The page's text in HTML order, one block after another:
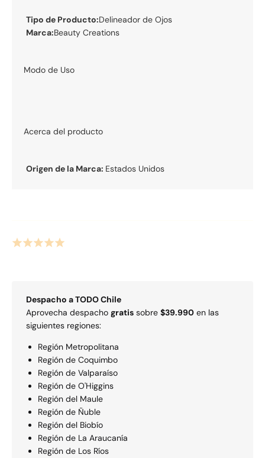
Tipo de Producto:Delineador de Ojos
Marca:Beauty Creations
Modo de Uso
Acerca del producto
Origen de la Marca: Estados Unidos
Despacho aTODOChile
Aprovecha despacho gratis sobre $39.990 en las
siguientes regiones:
Región Metropolitana
Región de Coquimbo
Región de Valparaí­so
Región de O'Higgins
Región del Maule
Región de Ñuble
Región del Biobío
Región de La Araucaní­a
Región de Los Rí­os